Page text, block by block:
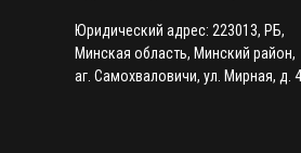
Юридический адрес: 223013, РБ,
Минская область, Минский район,
аг. Самохваловичи, ул. Мирная, д.